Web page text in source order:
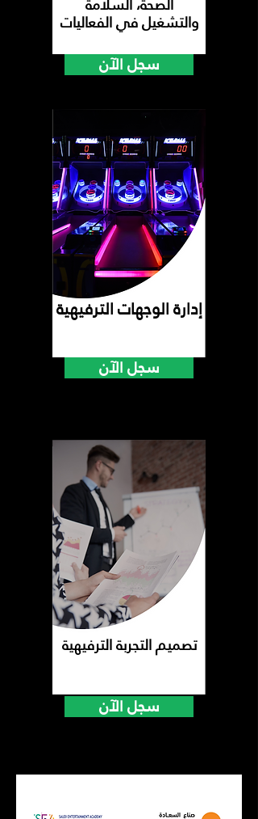
والتشغيل في الفعاليات
سجل الآن
إدارة الوجهات الترفيهية
سجل الآن
تصميم التجربة الترفيهية
سجل الآن